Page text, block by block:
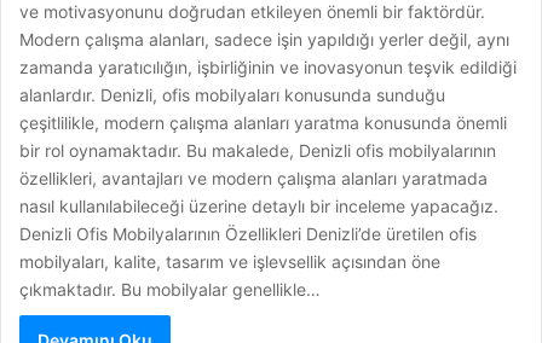
ve motivasyonunu doğrudan etkileyen önemli bir faktördür.
Modern çalışma alanları, sadece işin yapıldığı yerler değil, aynı
zamanda yaratıcılığın, işbirliğinin ve inovasyonun teşvik edildiği
alanlardır. Denizli, ofis mobilyaları konusunda sunduğu
çeşitlilikle, modern çalışma alanları yaratma konusunda önemli
bir rol oynamaktadır. Bu makalede, Denizli ofis mobilyalarının
özellikleri, avantajları ve modern çalışma alanları yaratmada
nasıl kullanılabileceği üzerine detaylı bir inceleme yapacağız.
Denizli Ofis Mobilyalarının Özellikleri Denizli’de üretilen ofis
mobilyaları, kalite, tasarım ve işlevsellik açısından öne
çıkmaktadır. Bu mobilyalar genellikle…